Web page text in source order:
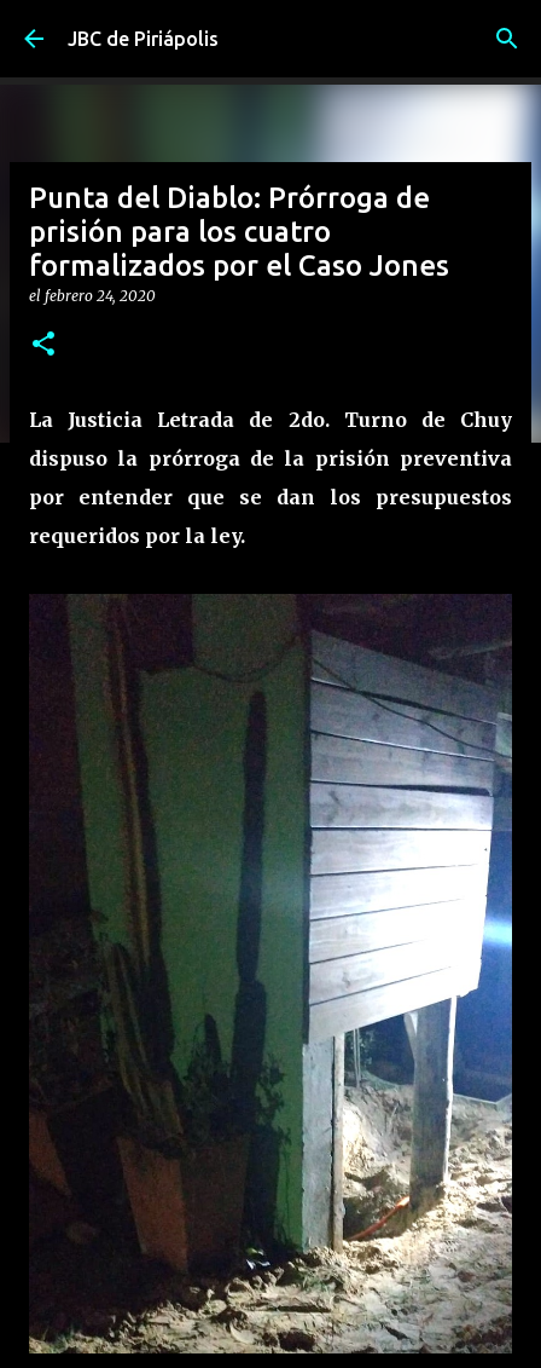
Ir al contenido principal
JBC de Piriápolis
Punta del Diablo: Prórroga de
prisión para los cuatro
formalizados por el Caso Jones
el febrero 24, 2020
La Justicia Letrada de 2do. Turno de Chuy
dispuso la prórroga de la prisión preventiva
por entender que se dan los presupuestos
requeridos por la ley.